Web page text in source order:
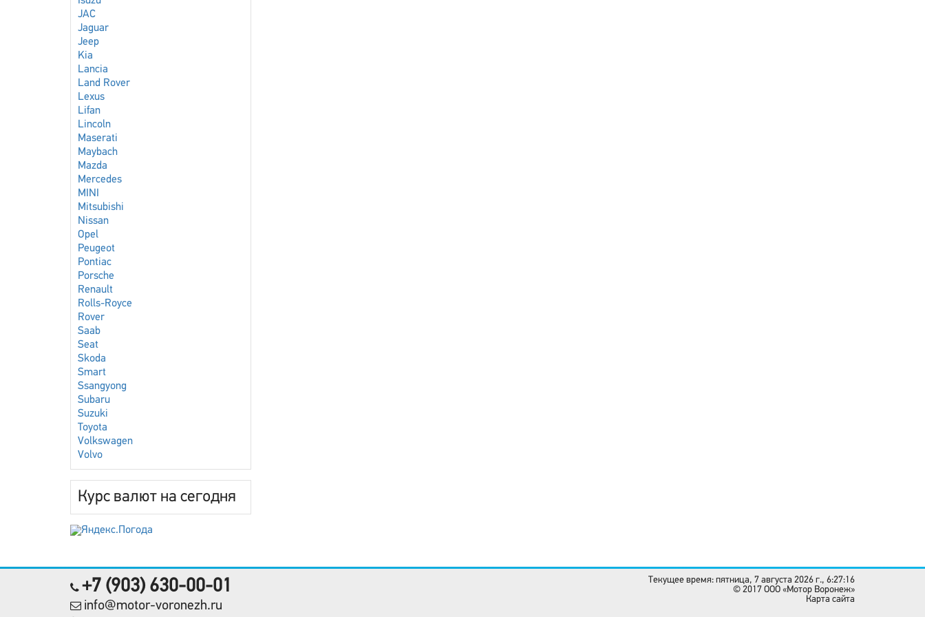
JAC
Jaguar
Jeep
Kia
Lancia
Land Rover
Lexus
Lifan
Lincoln
Maserati
Maybach
Mazda
Mercedes
MINI
Mitsubishi
Nissan
Opel
Peugeot
Pontiac
Porsche
Renault
Rolls-Royce
Rover
Saab
Seat
Skoda
Smart
Ssangyong
Subaru
Suzuki
Toyota
Volkswagen
Volvo
Курс валют на сегодня
+7 (903) 630-00-01
info@motor-voronezh.ru
Текущее время: пятница, 7 августа 2026 г., 6:27:16
© 2017 OOO «Мотор Воронеж»
Карта сайта